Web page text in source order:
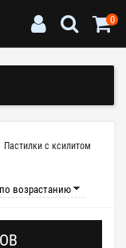
0
Пастилки с ксилитом